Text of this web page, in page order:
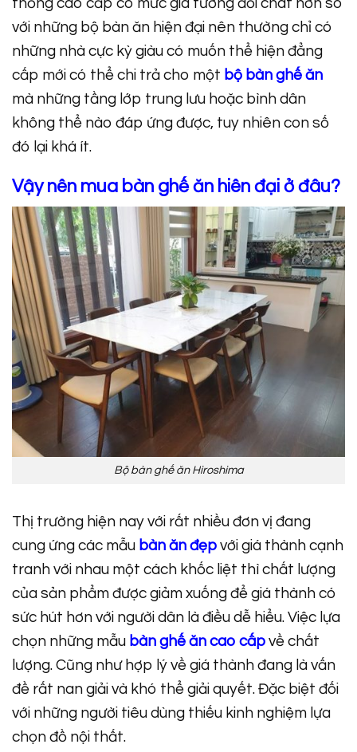
thống cao cấp có mức giá tương đối chát hơn so
với những bộ bàn ăn hiện đại nên thường chỉ có
những nhà cực kỳ giàu có muốn thể hiện đẳng
cấp mới có thể chi trả cho một bộ bàn ghế ăn
mà những tầng lớp trung lưu hoặc bình dân
không thể nào đáp ứng được, tuy nhiên con số
đó lại khá ít.
Vậy nên mua bàn ghế ăn hiên đại ở đâu?
Bộ bàn ghế ăn Hiroshima
Thị trường hiện nay với rất nhiều đơn vị đang
cung ứng các mẫu bàn ăn đẹp với giá thành cạnh
tranh với nhau một cách khốc liệt thì chất lượng
của sản phẩm được giảm xuống để giá thành có
sức hút hơn với người dân là điều dễ hiểu. Việc lựa
chọn những mẫu bàn ghế ăn cao cấp về chất
lượng. Cũng như hợp lý về giá thành đang là vấn
đề rất nan giải và khó thể giải quyết. Đặc biệt đối
với những người tiêu dùng thiếu kinh nghiệm lựa
chọn đồ nội thất.